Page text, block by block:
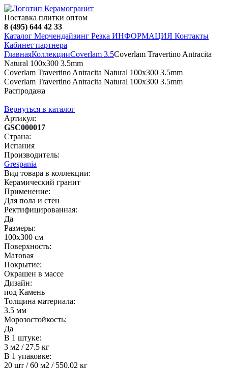
Поставка плитки оптом
8 (495) 644 42 33
Каталог Мерчендайзинг Резка ИНФОРМАЦИЯ Контакты
Кабинет партнера
ГлавнаяКоллекцииCoverlam 3.5Coverlam Travertino Antracita
Natural 100х300 3.5mm
Coverlam Travertino Antracita Natural 100х300 3.5mm
Coverlam Travertino Antracita Natural 100х300 3.5mm
Распродажа
Вернуться в каталог
Артикул:
GSC000017
Страна:
Испания
Производитель:
Grespania
Вид товара в коллекции:
Керамический гранит
Применение:
Для пола и стен
Ректифицированная:
Да
Размеры:
100x300 см
Поверхность:
Матовая
Покрытие:
Окрашен в массе
Дизайн:
под Камень
Толщина материала:
3.5 мм
Морозостойкость:
Да
В 1 штуке:
3 м2 / 27.5 кг
В 1 упаковке:
20 шт / 60 м2 / 550.02 кг